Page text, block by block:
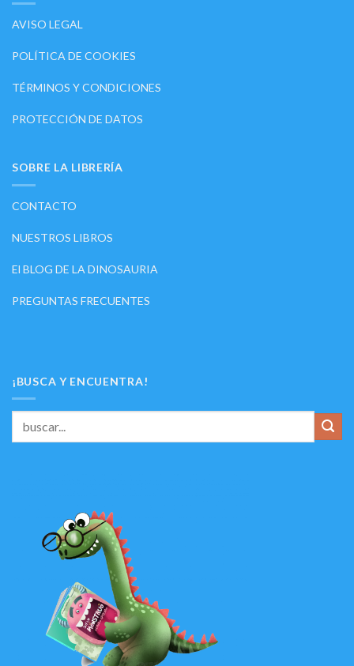
AVISO LEGAL
POLÍTICA DE COOKIES
TÉRMINOS Y CONDICIONES
PROTECCIÓN DE DATOS
SOBRE LA LIBRERÍA
CONTACTO
NUESTROS LIBROS
El BLOG DE LA DINOSAURIA
PREGUNTAS FRECUENTES
¡BUSCA Y ENCUENTRA!